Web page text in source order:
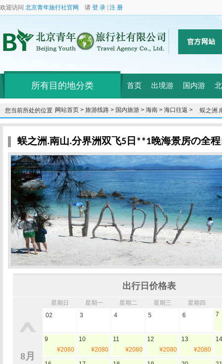
欢迎访问 北京青年旅行社官网 请 登 录 注 册
所有目的地分类 首页 出境游 国内游
您当前所处的位置：网站首页 > 旅游线路 > 国内旅游 > 海南 > 海口往返 >
蜈之洲.
**
蜈之洲.南山.分界洲双飞5日**1晚海景房の全
出行日价格表
8月
星期日 星期一 星期二 星期三 星期四
02
3 4 5 6 7
9
¥2080
10
¥2080
11
¥2080
12
¥2080
13
¥2080
14